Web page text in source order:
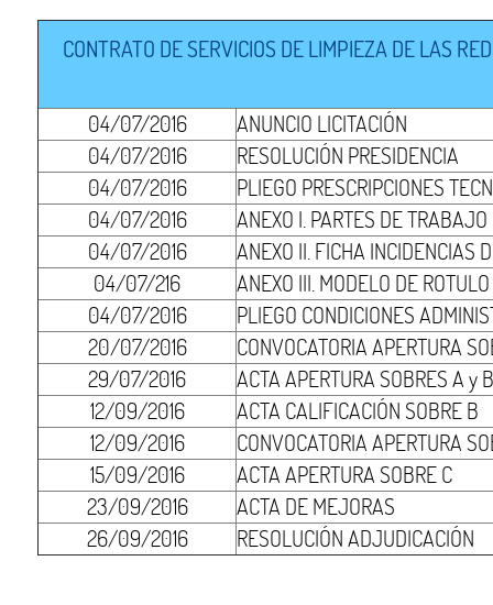
CONTRATO DE SERVICIOS DE LIMPIEZA DE LAS
04/07/2016
ANUNCIO LICITACIÓN
04/07/2016
RESOLUCIÓN PRESIDENCIA
04/07/2016
PLIEGO PRESCRIPCIONES
04/07/2016
ANEXO I. PARTES DE TRABAJO
04/07/2016
ANEXO II. FICHA INCIDENCIAS
04/07/216
ANEXO III. MODELO DE ROTULO
04/07/2016
PLIEGO CONDICIONES
20/07/2016
CONVOCATORIA APERTURA
29/07/2016
ACTA APERTURA SOBRES A y
12/09/2016
ACTA CALIFICACIÓN SOBRE B
12/09/2016
CONVOCATORIA APERTURA
15/09/2016
ACTA APERTURA SOBRE C
23/09/2016
ACTA DE MEJORAS
26/09/2016
RESOLUCIÓN ADJUDICACIÓN